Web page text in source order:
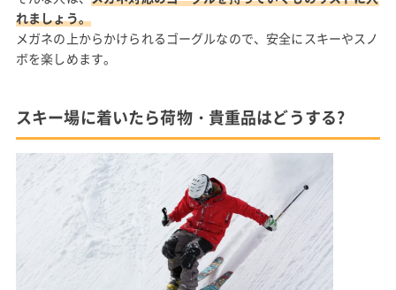
れましょう。
メガネの上からかけられるゴーグルなので、安全にスキーやスノ
ボを楽しめます。
スキー場に着いたら荷物・貴重品はどうする?